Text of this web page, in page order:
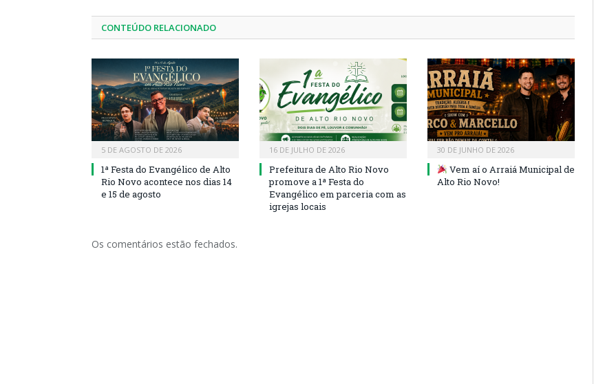
CONTEÚDO RELACIONADO
5 DE AGOSTO DE 2026
1ª Festa do Evangélico de Alto
Rio Novo acontece nos dias 14
e 15 de agosto
16 DE JULHO DE 2026
Prefeitura de Alto Rio Novo
promove a 1ª Festa do
Evangélico em parceria com as
igrejas locais
30 DE JUNHO DE 2026
Vem aí o Arraiá Municipal de
Alto Rio Novo!
Os comentários estão fechados.